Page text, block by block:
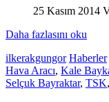
25 Kasım 2014
Daha fazlasını oku
ilkerakgungor Haberler
Hava Aracı, Kale
Selçuk Bayraktar, TSK,